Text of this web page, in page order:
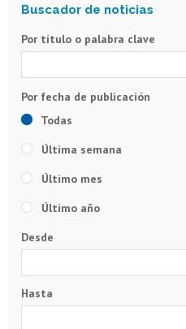
Por título o palabra clave
Todas
Última semana
Último mes
Último año
Desde
Hasta